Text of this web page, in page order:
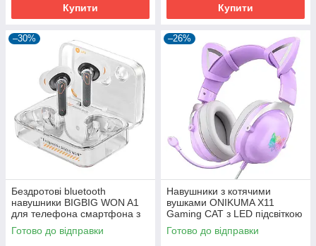
Купити Купити
–30%
Бездротові bluetooth
навушники BIGBIG WON A1
для телефона смартфона з
ігровим режимом
Готово до відправки
–26%
Навушники з котячими
вушками ONIKUMA X11
Gaming CAT з LED підсвіткою
з шумопоглинанням та
мікрофоном ігрові геймерські
Готово до відправки